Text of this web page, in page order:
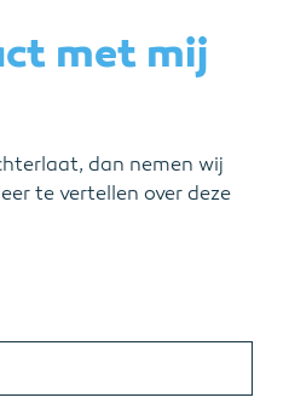
met mij
dan nemen wij
te vertellen over deze